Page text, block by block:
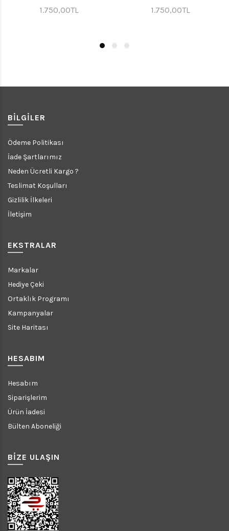
1.750,00TL
1.750,00TL
BILGILER
Ödeme Politikası
İade Şartlarımız
Neden Ücretli Kargo ?
Teslimat Koşulları
Gizlilik İlkeleri
İletişim
EKSTRALAR
Markalar
Hediye Çeki
Ortaklık Programı
Kampanyalar
Site Haritası
HESABIM
Hesabım
Siparişlerim
Ürün İadesi
Bülten Aboneliği
BİZE ULAŞIN